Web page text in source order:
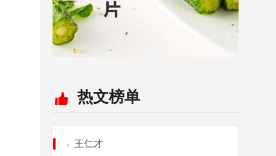
热文榜单
王仁才